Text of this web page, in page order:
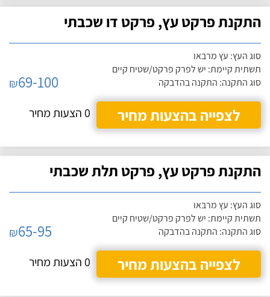
התקנת פרקט עץ, פרקט דו שכבתי
סוג העץ: עץ מרבאו
תשתית קיימת: יש לפרק פרקט/שטיח קיים
סוג התקנה: התקנה בהדבקה
₪69-100
לצפייה בהצעות מחיר
0 הצעות מחיר
התקנת פרקט עץ, פרקט תלת שכבתי
סוג העץ: עץ מרבאו
תשתית קיימת: יש לפרק פרקט/שטיח קיים
סוג התקנה: התקנה בהדבקה
₪65-95
לצפייה בהצעות מחיר
0 הצעות מחיר